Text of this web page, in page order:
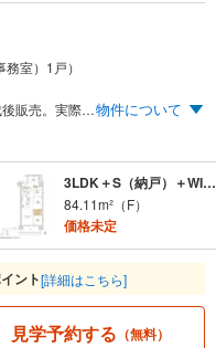
室）1戸）
3LDK～4LDK 専有面積 71m²台～84m² 完成後販売。実際の住戸をご覧いただけます。 再開発で進化する駅東口エリア 宇都宮駅東口5分（上り）4分（下り）※ 毎日のお買物に便利な商業施設が身近「かましんカルナ」近接 開放感あふれる全戸南向き配棟 3LDK～4LDK専有面積 約71m²～84m² 快適なカーライフをサポートする駐車場100％ ※LRT利用、「宇都宮駅東口」停留場～「駅東公園前」停留場間の所要時間物件について
3LDK＋S（納戸）＋WIC＋N
84.11m²（F）
価格未定
ント[詳細はこちら]
見学予約する （無料）